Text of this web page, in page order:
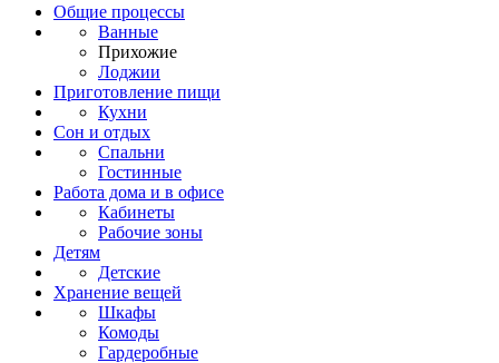
Общие процессы
Ванные
Прихожие
Лоджии
Приготовление пищи
Кухни
Сон и отдых
Спальни
Гостинные
Работа дома и в офисе
Кабинеты
Рабочие зоны
Детям
Детские
Хранение вещей
Шкафы
Комоды
Гардеробные